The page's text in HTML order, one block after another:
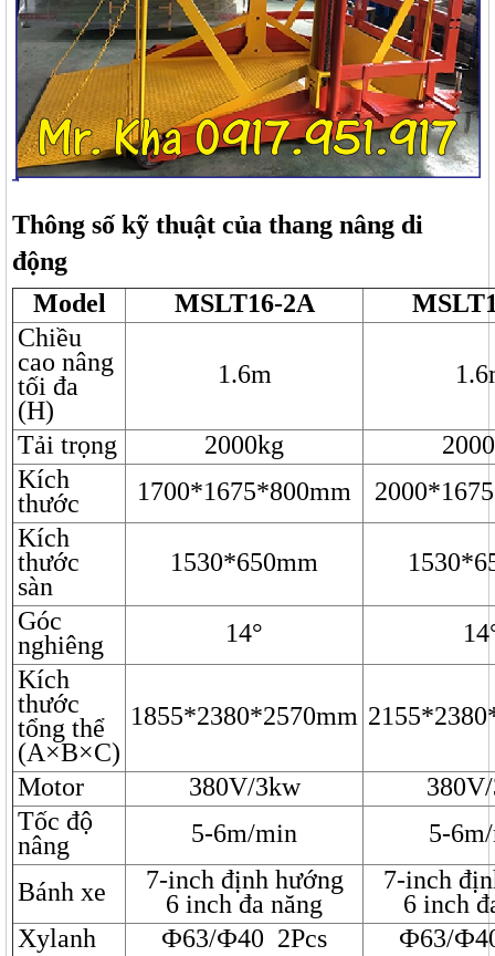
Thông số kỹ thuật của thang nâng di
động
Model
MSLT16-2A
Chiều
cao nâng
tối đa
(H)
1.6m
Tải trọng 2000kg
Kích
thước
1700*1675*800mm
Kích
thước
sàn
1530*650mm
Góc
nghiêng
14°
Kích
thước
tổng thể
(A×B×C)
1855*2380*2570mm
Motor 380V/3kw
Tốc độ
nâng
5-6m/min 5-
Bánh xe
7-inch định hướng
6 inch đa năng
7-inch
6 inch
Xylanh
Ф63/Ф40 2Pcs Ф63/